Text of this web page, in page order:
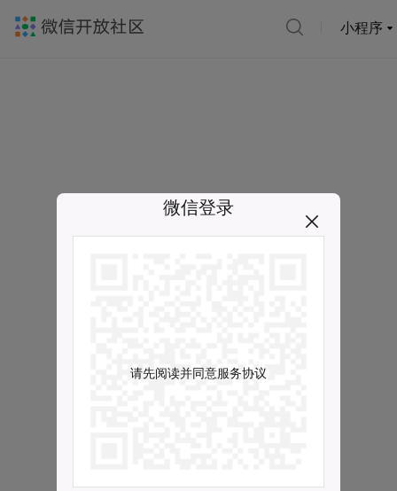
小程序
微信登录
请先阅读并同意服务协议